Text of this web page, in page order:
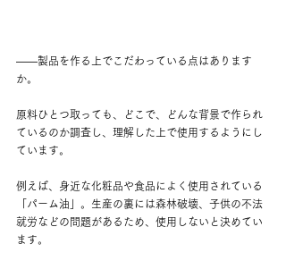
——製品を作る上でこだわっている点はあります
か。
原料ひとつ取っても、どこで、どんな背景で作られ
ているのか調査し、理解した上で使用するようにし
ています。
例えば、身近な化粧品や食品によく使用されている
「パーム油」。生産の裏には森林破壊、子供の不法
就労などの問題があるため、使用しないと決めてい
ます。